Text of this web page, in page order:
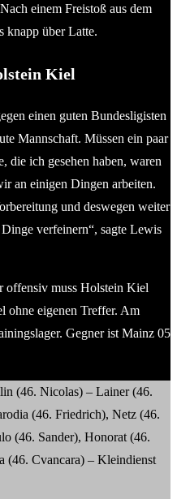
einem Freistoß aus dem
knapp über Latte.
Kiel
einen guten Bundesligisten
Mannschaft. Müssen ein paar
die ich gesehen haben, waren
an einigen Dingen arbeiten.
und deswegen weiter
verfeinern“, sagte Lewis
offensiv muss Holstein Kiel
ohne eigenen Treffer. Am
Gegner ist Mainz 05
(46. Nicolas) – Lainer (46.
(46. Friedrich), Netz (46.
(46. Sander), Honorat (46.
(46. Cvancara) – Kleindienst